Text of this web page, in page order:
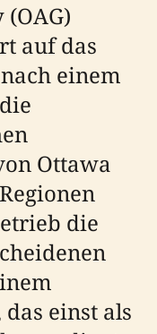
auf das
einem
Ottawa
die
einst als